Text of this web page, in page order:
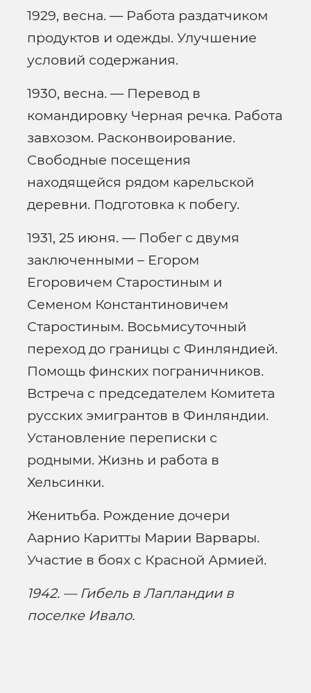
1929, весна. — Работа раздатчиком
продуктов и одежды. Улучшение
условий содержания.
1930, весна. — Перевод в
командировку Черная речка. Работа
завхозом. Расконвоирование.
Свободные посещения
находящейся рядом карельской
деревни. Подготовка к побегу.
1931, 25 июня. — Побег с двумя
заключенными – Егором
Егоровичем Старостиным и
Семеном Константиновичем
Старостиным. Восьмисуточный
переход до границы с Финляндией.
Помощь финских пограничников.
Встреча с председателем Комитета
русских эмигрантов в Финляндии.
Установление переписки с
родными. Жизнь и работа в
Хельсинки.
Женитьба. Рождение дочери
Аарнио Каритты Марии Варвары.
Участие в боях с Красной Армией.
1942. — Гибель в Лапландии в
поселке Ивало.